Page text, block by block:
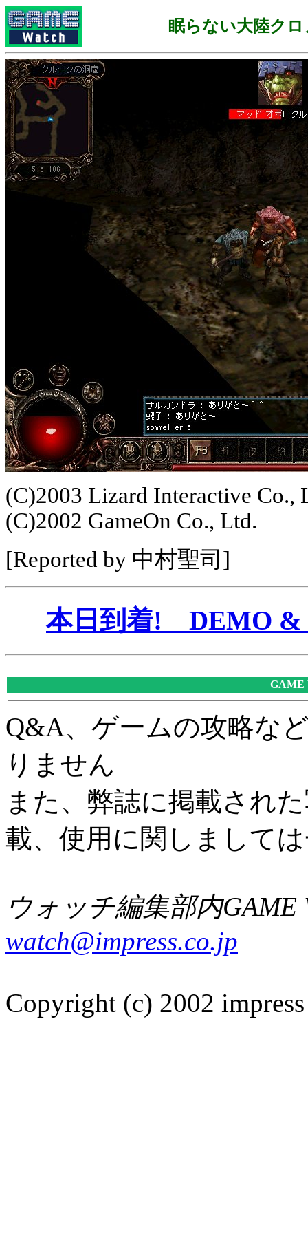
眠らない大陸クロ
(C)2003 Lizard Interactive Co.,
(C)2002 GameOn Co., Ltd.
[Reported by 中村聖司]
本日到着! DEMO &
GAME
Q&A、ゲームの攻略な
りません
また、弊誌に掲載され
載、使用に関しまして
ウォッチ編集部内GAME
watch@impress.co.jp
Copyright (c) 2002